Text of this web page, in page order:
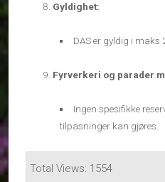
Gyldighet:
DAS er gyldig i maks
Fyrverkeri og parader
Ingen spesifikke
tilpasninger kan gjøres.
Total Views: 1554